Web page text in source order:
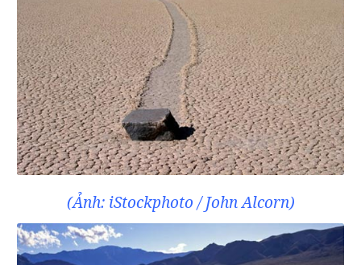
(Ảnh: iStockphoto / John Alcorn)